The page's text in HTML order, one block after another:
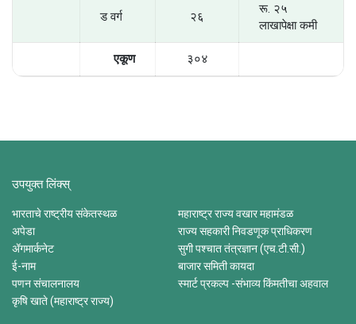
ड वर्ग २६
रू. २५
लाखापेक्षा कमी
एकूण ३०४
उपयुक्त लिंक्स्
भारताचे राष्ट्रीय संकेतस्थळ
अपेडा
ॲगमार्कनेट
ई-नाम
पणन संचालनालय
कृषि खाते (महाराष्ट्र राज्य)
महाराष्ट्र राज्य वखार महामंडळ
राज्य सहकारी निवडणूक प्राधिकरण
सुगी पश्चात तंत्रज्ञान (एच.टी.सी.)
बाजार समिती कायदा
स्मार्ट प्रकल्प -संभाव्य किंमतीचा अहवाल